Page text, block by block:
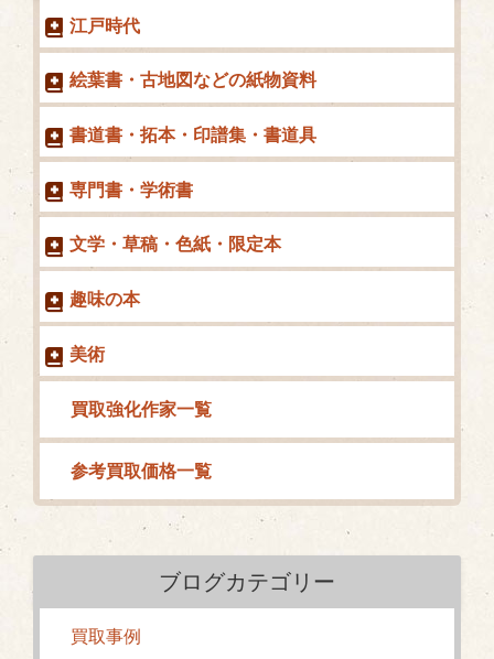
江戸時代
絵葉書・古地図などの紙物資料
書道書・拓本・印譜集・書道具
専門書・学術書
文学・草稿・色紙・限定本
趣味の本
美術
買取強化作家一覧
参考買取価格一覧
ブログカテゴリー
買取事例